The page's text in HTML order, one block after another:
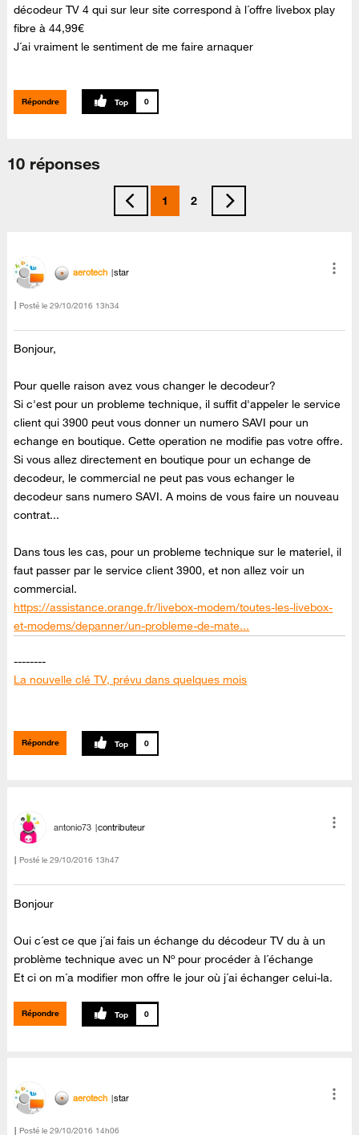
décodeur TV 4 qui sur leur site correspond à l´offre livebox play
fibre à 44,99€
J´ai vraiment le sentiment de me faire arnaquer
Répondre 0
10 réponses
1 2
aerotech star
Posté le ‎29/10/2016 13h34
Bonjour,
Pour quelle raison avez vous changer le decodeur?
Si c'est pour un probleme technique, il suffit d'appeler le service
client qui 3900 peut vous donner un numero SAVI pour un
echange en boutique. Cette operation ne modifie pas votre offre.
Si vous allez directement en boutique pour un echange de
decodeur, le commercial ne peut pas vous echanger le
decodeur sans numero SAVI. A moins de vous faire un nouveau
contrat...
Dans tous les cas, pour un probleme technique sur le materiel, il
faut passer par le service client 3900, et non allez voir un
commercial.
https://assistance.orange.fr/livebox-modem/toutes-les-livebox-
et-modems/depanner/un-probleme-de-mate...
--------
La nouvelle clé TV, prévu dans quelques mois
Canal + en clair du 06 au 09 septembre sur TV d'Orange
Répondre 0
antonio73 contributeur
Posté le ‎29/10/2016 13h47
Bonjour
Oui c´est ce que j´ai fais un échange du décodeur TV du à un
problème technique avec un Nº pour procéder à l´échange
Et ci on m´a modifier mon offre le jour où j´ai échanger celui-la.
Répondre 0
aerotech star
Posté le ‎29/10/2016 14h06